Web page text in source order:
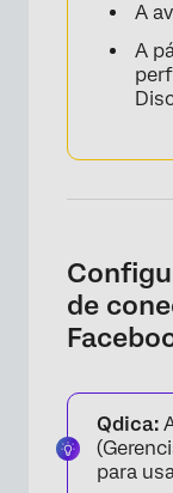
A
A
de
Qdica:
para